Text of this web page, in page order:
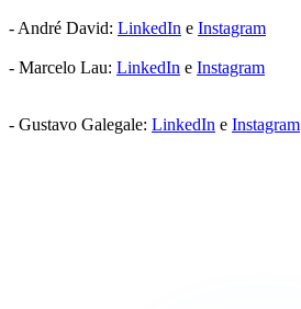
- André David: LinkedIn e Instagram
- Marcelo Lau: LinkedIn e Instagram
- Gustavo Galegale: LinkedIn e Instagram